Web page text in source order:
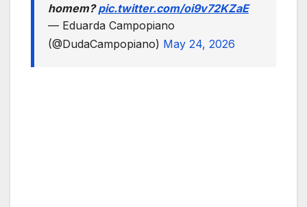
homem?pic.twitter.com/oi9v72KZaE
— Eduarda Campopiano
(@DudaCampopiano) May 24, 2026